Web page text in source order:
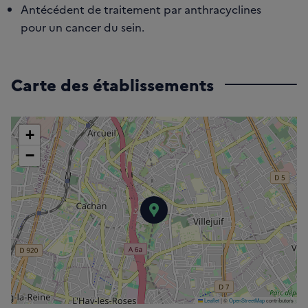
Antécédent de traitement par anthracyclines
pour un cancer du sein.
Carte des établissements
Gustave Roussy
+
−
Leaflet|©OpenStreetMapcontributors